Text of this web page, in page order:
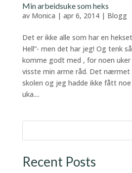
Min arbeidsuke som heks
av Monica | apr 6, 2014| Blogg
Det er ikke alle som har en
Hell”- men det har jeg! Og tenk
komme godt med , for noen uker
visste min arme råd. Det nærmet
skolen og jeg hadde ikke fått
uka....
Recent Posts